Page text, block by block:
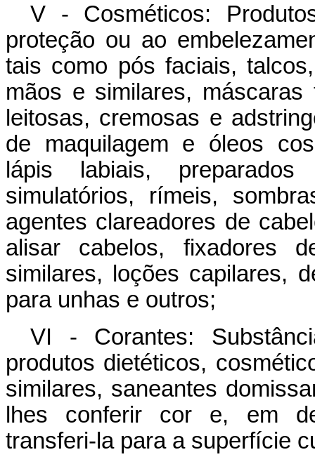
V - Cosméticos:
proteção ou ao
tais como pós faciais,
mãos e similares,
leitosas, cremosas e
de maquilagem e óleos
lápis labiais,
simulatórios, rímeis,
agentes clareadores de
alisar cabelos, fixadores
similares, loções capilares,
para unhas e outros;
VI - Corantes:
produtos dietéticos,
similares, saneantes
lhes conferir cor e, em
transferi-la para a superfície